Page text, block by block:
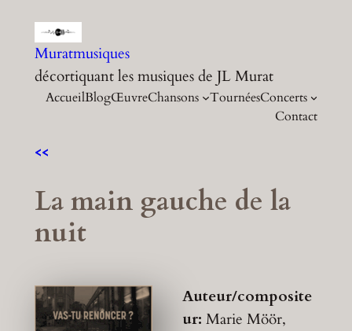
contenu
Muratmusiques
décortiquant les musiques de JL Murat
AccueilBlogŒuvreChansons TournéesConcerts
Contact
<<
La main gauche de la
nuit
Auteur/composite
ur:Marie Möör,